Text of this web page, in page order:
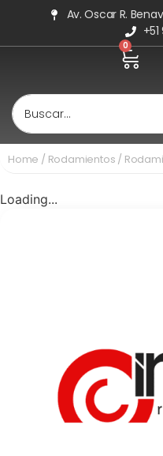
Av. Oscar R.
0
Home / Rodamientos /
Loading...